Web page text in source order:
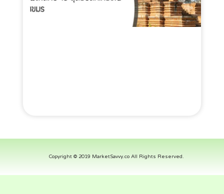
Copyright © 2019 MarketSavvy.co All Rights Reserved.